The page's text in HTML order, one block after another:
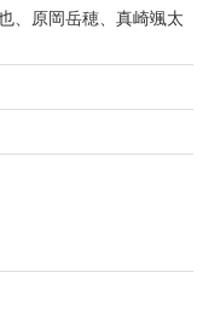
、原岡岳穂、真崎颯太